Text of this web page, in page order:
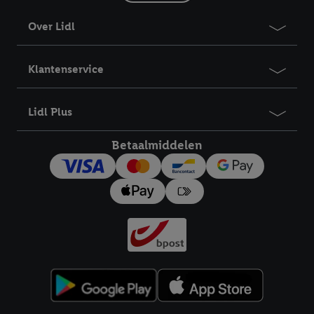
Over Lidl
Klantenservice
Lidl Plus
Betaalmiddelen